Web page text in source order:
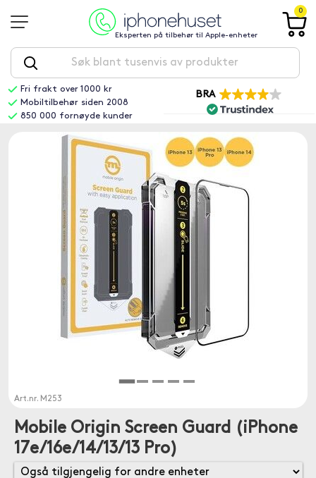
Eksperten på tilbehør til Apple-enheter
0
Fri frakt over 1000 kr
Mobiltilbehør siden 2008
850 000 fornøyde kunder
BRA
Art.nr. M253
Mobile Origin Screen Guard (iPhone
17e/16e/14/13/13 Pro)